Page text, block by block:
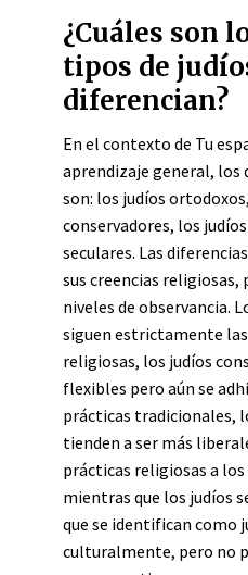
¿Cuáles son
tipos de
diferencian?
En el contexto de Tu
aprendizaje general,
son: los judíos
conservadores, los
seculares. Las
sus creencias
niveles de observancia.
siguen estrictamente
religiosas, los judíos
flexibles pero aún se
prácticas tradicionales,
tienden a ser más
prácticas religiosas a
mientras que los judíos
que se identifican como
culturalmente, pero no